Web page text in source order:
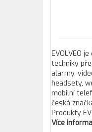
EVOLVEO
techniky
alarmy,
headsety,
mobilní
česká
Produkty
Více